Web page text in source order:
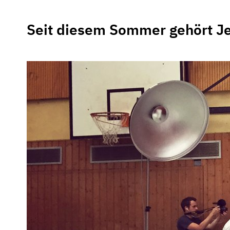
Seit diesem Sommer gehört